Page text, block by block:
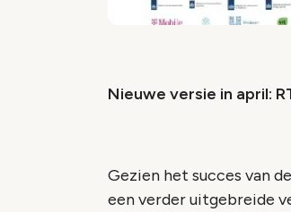
Nieuwe versie in april:
Gezien het succes van
een verder uitgebreide